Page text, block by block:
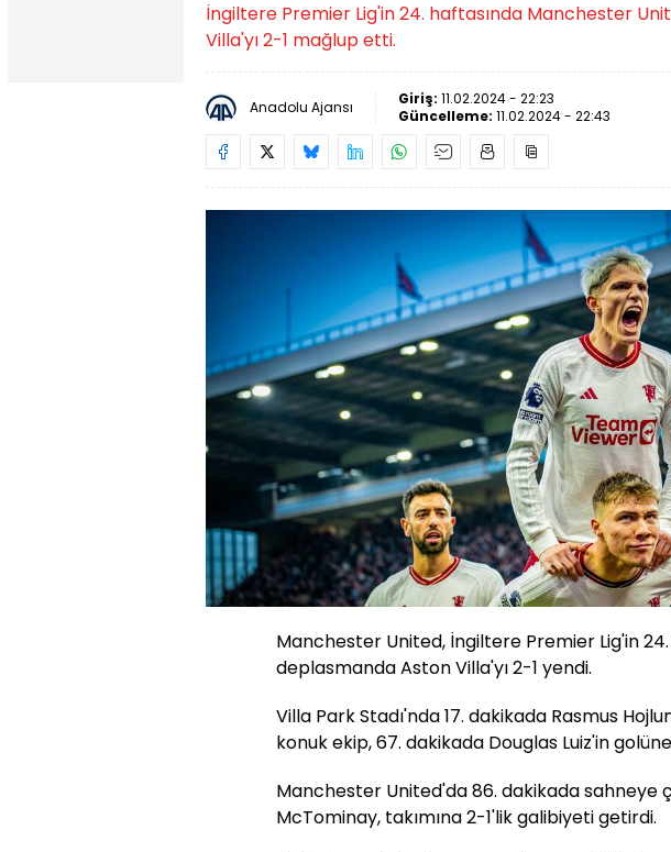
İngiltere Premier Lig'in 24. haftasında Manchester
Villa'yı 2-1 mağlup etti.
Anadolu Ajansı Giriş: 11.02.2024 - 22:23
Güncelleme: 11.02.2024 - 22:43
Manchester United, İngiltere Premier Lig'in
deplasmanda Aston Villa'yı 2-1 yendi.
Villa Park Stadı'nda 17. dakikada Rasmus
konuk ekip, 67. dakikada Douglas Luiz'in
Manchester United'da 86. dakikada sahneye
McTominay, takımına 2-1'lik galibiyeti getirdi.